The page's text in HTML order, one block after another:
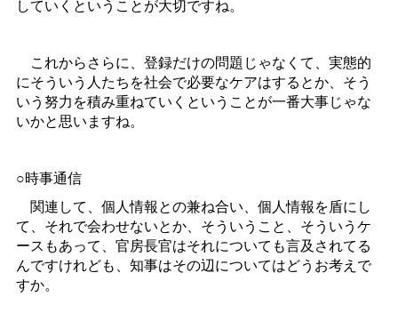
していくということが大切ですね。
これからさらに、登録だけの問題じゃなくて、実態的
にそういう人たちを社会で必要なケアはするとか、そう
いう努力を積み重ねていくということが一番大事じゃな
いかと思いますね。
○時事通信
関連して、個人情報との兼ね合い、個人情報を盾にし
て、それで会わせないとか、そういうこと、そういうケ
ースもあって、官房長官はそれについても言及されてる
んですけれども、知事はその辺についてはどうお考えで
すか。